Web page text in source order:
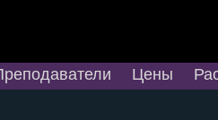
Цены